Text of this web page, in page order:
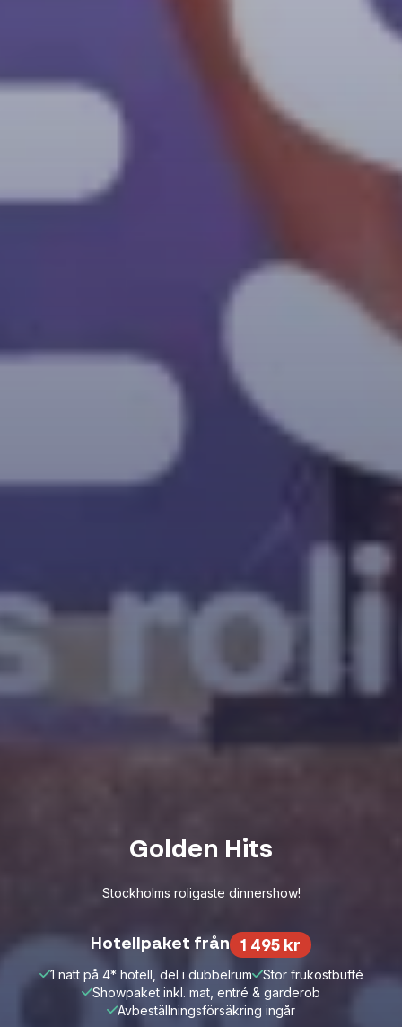
Golden Hits
Stockholms roligaste dinnershow!
Hotellpaket från 1 495 kr
1 natt på 4* hotell, del i dubbelrum
Stor frukostbuffé
Showpaket inkl. mat, entré & garderob
Avbeställningsförsäkring ingår